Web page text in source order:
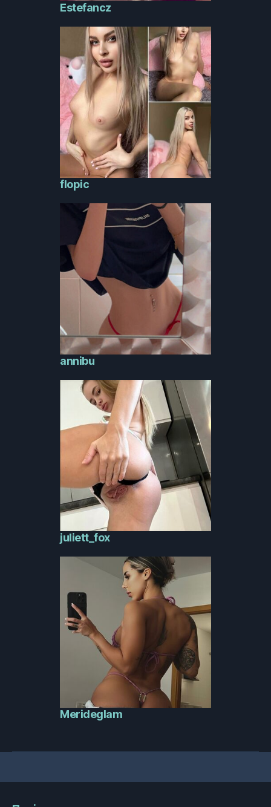
Estefancz
flopic
annibu
juliett_fox
Merideglam